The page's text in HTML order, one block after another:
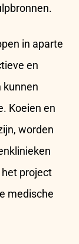
in aparte
en
kunnen
Koeien en
worden
project
medische